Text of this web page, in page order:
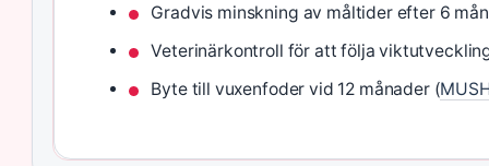
Gradvis minskning av måltider efter 6
Veterinärkontroll för att följa
Byte till vuxenfoder vid 12 månader (